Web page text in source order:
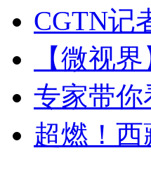
CGTN记
【微视
专家带
超燃！